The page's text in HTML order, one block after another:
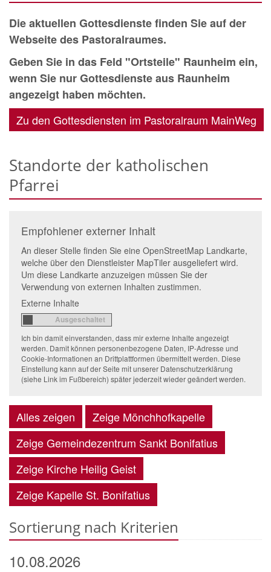
Die aktuellen Gottesdienste finden Sie auf der
Webseite des Pastoralraumes.
Geben Sie in das Feld "Ortsteile" Raunheim ein,
wenn Sie nur Gottesdienste aus Raunheim
angezeigt haben möchten.
Zu den Gottesdiensten im Pastoralraum MainWeg
Standorte der katholischen
Pfarrei
Empfohlener externer Inhalt
An dieser Stelle finden Sie eine OpenStreetMap Landkarte,
welche über den Dienstleister MapTiler ausgeliefert wird.
Um diese Landkarte anzuzeigen müssen Sie der
Verwendung von externen Inhalten zustimmen.
Externe Inhalte
Ich bin damit einverstanden, dass mir externe Inhalte angezeigt
werden. Damit können personenbezogene Daten, IP-Adresse und
Cookie-Informationen an Drittplattformen übermittelt werden. Diese
Einstellung kann auf der Seite mit unserer Datenschutzerklärung
(siehe Link im Fußbereich) später jederzeit wieder geändert werden.
Alles zeigen
Zeige Mönchhofkapelle
Zeige Gemeindezentrum Sankt Bonifatius
Zeige Kirche Heilig Geist
Zeige Kapelle St. Bonifatius
Sortierung nach Kriterien
10.08.2026